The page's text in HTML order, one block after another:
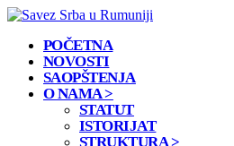
POČETNA
NOVOSTI
SAOPŠTENJA
O NAMA >
STATUT
ISTORIJAT
STRUKTURA >